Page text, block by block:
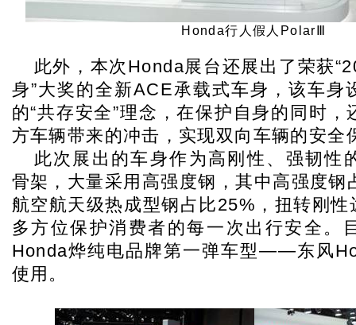
Honda行人假人PolarⅢ
此外，本次Honda展台还展出了荣获
身”大奖的全新ACE承载式车身，该车身
的“共存安全”理念，在保护自身的同时，
方车辆带来的冲击，实现双向车辆的安全
此次展出的车身作为高刚性、强韧性
骨架，大量采用高强度钢，其中高强度钢
航空航天级热成型钢占比25%，扭转刚
多方位保护消费者的每一次出行安全。
Honda烨纯电品牌第一弹车型——东风
使用。